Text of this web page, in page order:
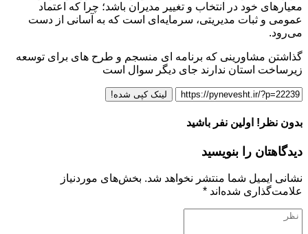
معیارهای خود در انتخاب و تغییر مدیران باشد؛ چرا که اعتماد
عمومی و ثبات مدیریتی، سرمایه‌ای است که به آسانی از دست
می‌رود.
گذاشتن مشاورینی که برنامه ای منسجم و طرح های برای توسعه
زیرساخت استان ندارند جای دیگر سوال است
لینک کپی شده!
بدون نظر! اولین نفر باشید
دیدگاهتان را بنویسید
نشانی ایمیل شما منتشر نخواهد شد. بخش‌های موردنیاز
علامت‌گذاری شده‌اند *